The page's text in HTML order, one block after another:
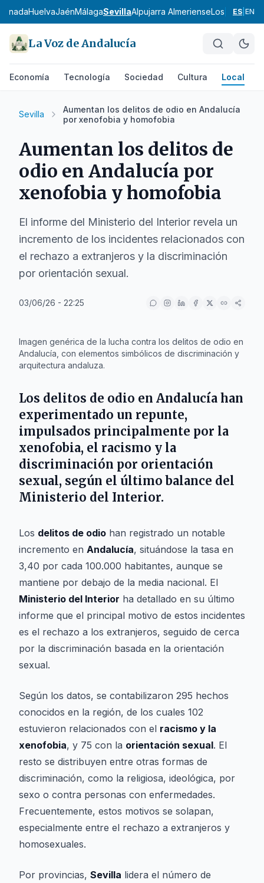
HuelvaJaénMálagaSevillaAlpujarra AlmerienseLos Vélez
ES EN
La Voz de Andalucía
Economía Tecnología Sociedad Cultura Local
Sevilla
Aumentan los delitos de odio en Andalucía
por xenofobia y homofobia
Aumentan los delitos de
odio en Andalucía por
xenofobia y homofobia
El informe del Ministerio del Interior revela un
incremento de los incidentes relacionados con
el rechazo a extranjeros y la discriminación
por orientación sexual.
03/06/26 - 22:25
Imagen genérica de la lucha contra los delitos de odio en
Andalucía, con elementos simbólicos de discriminación y
arquitectura andaluza.
Los delitos de odio en Andalucía han
experimentado un repunte,
impulsados principalmente por la
xenofobia, el racismo y la
discriminación por orientación
sexual, según el último balance del
Ministerio del Interior.
Los delitos de odio han registrado un notable
incremento en Andalucía, situándose la tasa en
3,40 por cada 100.000 habitantes, aunque se
mantiene por debajo de la media nacional. El
Ministerio del Interior ha detallado en su último
informe que el principal motivo de estos incidentes
es el rechazo a los extranjeros, seguido de cerca
por la discriminación basada en la orientación
sexual.
Según los datos, se contabilizaron 295 hechos
conocidos en la región, de los cuales 102
estuvieron relacionados con el racismo y la
xenofobia, y 75 con la orientación sexual. El
resto se distribuyen entre otras formas de
discriminación, como la religiosa, ideológica, por
sexo o contra personas con enfermedades.
Frecuentemente, estos motivos se solapan,
especialmente entre el rechazo a extranjeros y
homosexuales.
Por provincias, Sevilla lidera el número de